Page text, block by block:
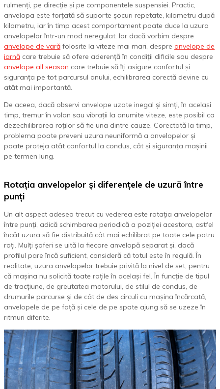
rulmenți, pe direcție și pe componentele suspensiei. Practic,
anvelopa este forțată să suporte șocuri repetate, kilometru după
kilometru, iar în timp acest comportament poate duce la uzura
anvelopelor într-un mod neregulat. Iar dacă vorbim despre
anvelope de vară folosite la viteze mai mari, despre anvelope de
iarnă care trebuie să ofere aderență în condiții dificile sau despre
anvelope all season care trebuie să îți asigure confortul și
siguranța pe tot parcursul anului, echilibrarea corectă devine cu
atât mai importantă.
De aceea, dacă observi anvelope uzate inegal și simți, în același
timp, tremur în volan sau vibrații la anumite viteze, este posibil ca
dezechilibrarea roților să fie una dintre cauze. Corectată la timp,
problema poate preveni uzura neuniformă a anvelopelor și
poate proteja atât confortul la condus, cât și siguranța mașinii
pe termen lung.
Rotația anvelopelor și diferențele de uzură între
punți
Un alt aspect adesea trecut cu vederea este rotația anvelopelor
între punți, adică schimbarea periodică a poziției acestora, astfel
încât uzura să fie distribuită cât mai echilibrat pe toate cele patru
roți. Mulți șoferi se uită la fiecare anvelopă separat și, dacă
profilul pare încă suficient, consideră că totul este în regulă. În
realitate, uzura anvelopelor trebuie privită la nivel de set, pentru
că mașina nu solicită toate roțile în același fel. În funcție de tipul
de tracțiune, de greutatea motorului, de stilul de condus, de
drumurile parcurse și de cât de des circuli cu mașina încărcată,
anvelopele de pe față și cele de pe spate ajung să se uzeze în
ritmuri diferite.